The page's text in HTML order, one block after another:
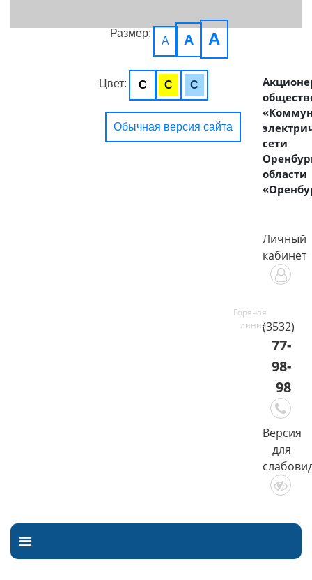
Размер:
A A A
Цвет: C C C
Обычная версия сайта
сети
области
Личный
кабинет
(3532)
77-
98-
98
Версия
для